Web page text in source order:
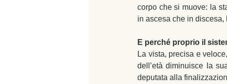
corpo che si muove: la
in ascesa che in
E perché proprio il
La vista, precisa e
dell’età diminuisce la
deputata alla